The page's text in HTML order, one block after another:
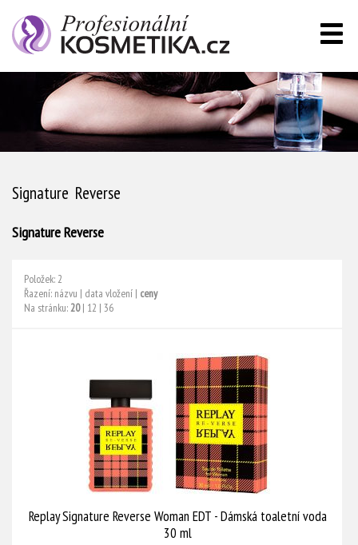
Signature Reverse
Signature Reverse
Položek: 2
Řazení: názvu | data vložení | ceny
Na stránku:20| 12 | 36
Replay Signature Reverse Woman EDT - Dámská toaletní voda
30 ml